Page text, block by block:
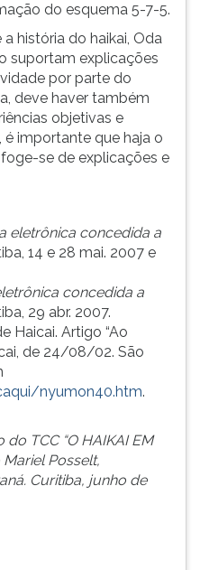
do esquema 5-7-5.
história do haikai, Oda
suportam explicações
por parte do
deve haver também
objetivas e
é importante que haja o
se de explicações e
eletrônica concedida a
14 e 28 mai. 2007 e
concedida a
29 abr. 2007.
Haicai. Artigo “Ao
de 24/08/02. São
nyumon40.htm.
TCC “O HAIKAI EM
Mariel Posselt,
Curitiba, junho de